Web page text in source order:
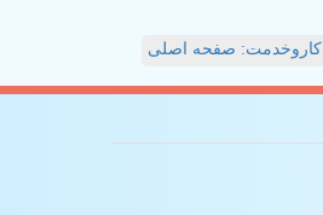
کاروخدمت: صفحه اصلی